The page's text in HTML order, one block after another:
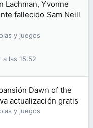
Lachman, Yvonne
fallecido Sam Neill
y juegos
a las 15:52
Dawn of the
actualización gratis
y juegos